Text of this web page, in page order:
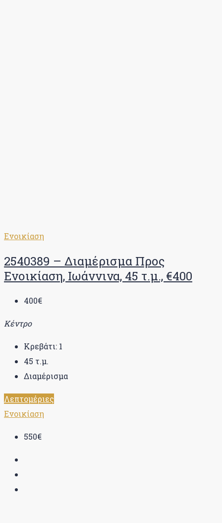
Ενοικίαση
2540389 – Διαμέρισμα Προς
Ενοικίαση, Ιωάννινα, 45 τ.μ., €400
400€
Κέντρο
Κρεβάτι: 1
45 τ.μ.
Διαμέρισμα
Λεπτομέριες
Ενοικίαση
550€